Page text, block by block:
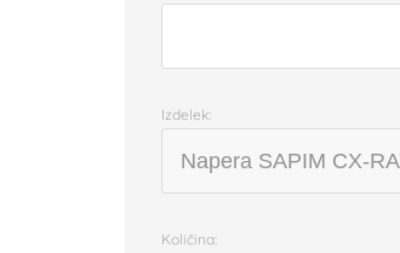
Izdelek:
Količina: